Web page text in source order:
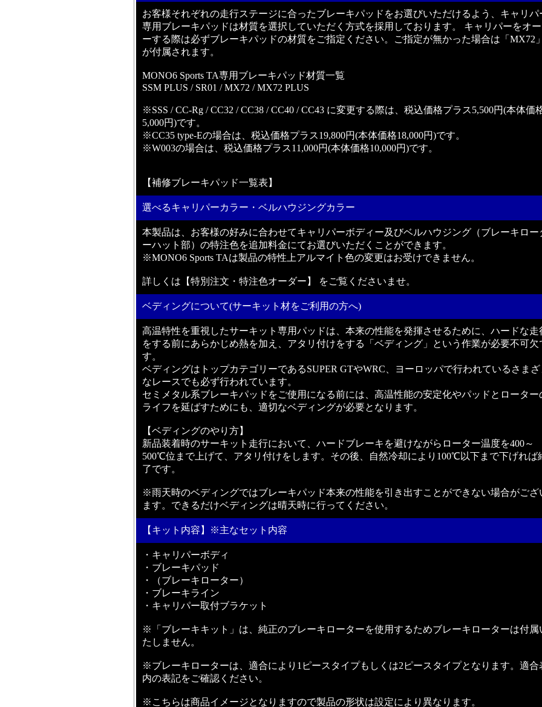
お客様それぞれの走行ステージに合ったブレーキパッドをお選びいただけるよう、キャリパ
専用ブレーキパッドは材質を選択していただく方式を採用しております。 キャリパーをオ
ーする際は必ずブレーキパッドの材質をご指定ください。ご指定が無かった場合は「MX72」
が付属されます。
MONO6 Sports TA専用ブレーキパッド材質一覧
SSM PLUS / SR01 / MX72 / MX72 PLUS
※SSS / CC-Rg / CC32 / CC38 / CC40 / CC43 に変更する際は、税込価格プラス5,500円(本体価
5,000円)です。
※CC35 type-Eの場合は、税込価格プラス19,800円(本体価格18,000円)です。
※W003の場合は、税込価格プラス11,000円(本体価格10,000円)です。
【補修ブレーキパッド一覧表】
選べるキャリパーカラー・ベルハウジングカラー
本製品は、お客様の好みに合わせてキャリパーボディー及びベルハウジング（ブレーキロー
ーハット部）の特注色を追加料金にてお選びいただくことができます。
※MONO6 Sports TAは製品の特性上アルマイト色の変更はお受けできません。
詳しくは【特別注文・特注色オーダー】 をご覧くださいませ。
ベディングについて(サーキット材をご利用の方へ)
高温特性を重視したサーキット専用パッドは、本来の性能を発揮させるために、ハードな走
をする前にあらかじめ熱を加え、アタリ付けをする「ベディング」という作業が必要不可欠
す。
ベディングはトップカテゴリーであるSUPER GTやWRC、ヨーロッパで行われているさまざ
なレースでも必ず行われています。
セミメタル系ブレーキパッドをご使用になる前には、高温性能の安定化やパッドとローター
ライフを延ばすためにも、適切なベディングが必要となります。
【ベディングのやり方】
新品装着時のサーキット走行において、ハードブレーキを避けながらローター温度を400～
500℃位まで上げて、アタリ付けをします。その後、自然冷却により100℃以下まで下げれば
了です。
※雨天時のベディングではブレーキパッド本来の性能を引き出すことができない場合がござ
ます。できるだけベディングは晴天時に行ってください。
【キット内容】※主なセット内容
・キャリパーボディ
・ブレーキパッド
・（ブレーキローター）
・ブレーキライン
・キャリパー取付ブラケット
※「ブレーキキット」は、純正のブレーキローターを使用するためブレーキローターは付属
たしません。
※ブレーキローターは、適合により1ピースタイプもしくは2ピースタイプとなります。適合
内の表記をご確認ください。
※こちらは商品イメージとなりますので製品の形状は設定により異なります。